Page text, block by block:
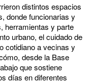
distintos espacios
donde funcionarias y
herramientas y parte
urbano, el cuidado de
cotidiano a vecinas y
desde la Base
que sostiene
días en diferentes